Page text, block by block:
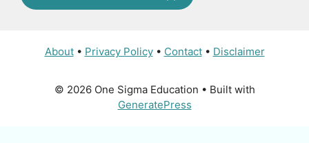
About• Privacy Policy• Contact• Disclaimer
© 2026 One Sigma Education • Built with
GeneratePress